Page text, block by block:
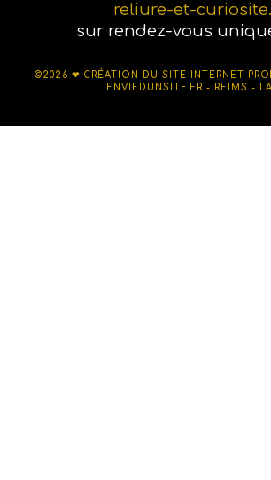
reliure-et-
sur rendez-vous
©2026 ❤ CRÉATION DU SITE INTERNET
ENVIEDUNSITE.FR - REIMS -